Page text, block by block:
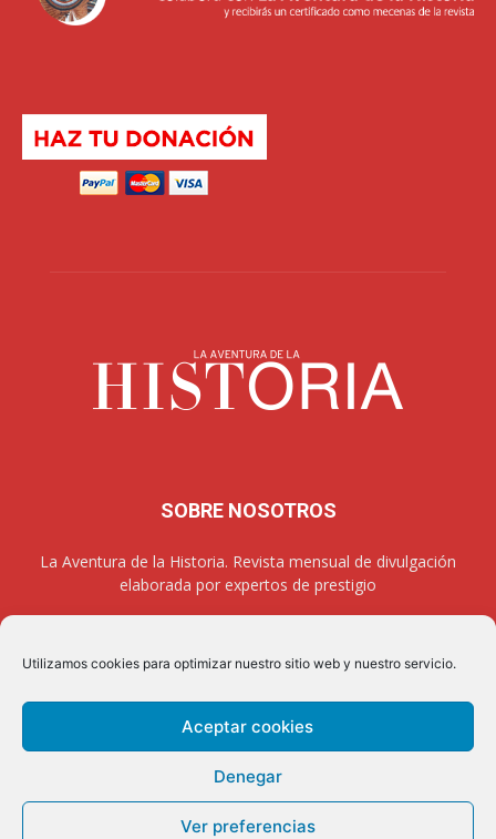
Utilizamos cookies para optimizar nuestro sitio web y nuestro servicio.
Aceptar cookies
Denegar
Ver preferencias
SOBRE NOSOTROS
La Aventura de la Historia. Revista mensual de divulgación
elaborada por expertos de prestigio
SÍGUENOS
Política de privacidad Contacto